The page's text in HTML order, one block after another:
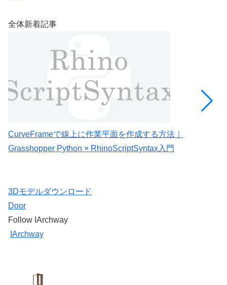
全体新着記事
CurveFrameで線上に作業平面を作成する方法｜
Grasshopper Python × RhinoScriptSyntax入門
3Dモデルダウンロード
Door
Follow IArchway
IArchway